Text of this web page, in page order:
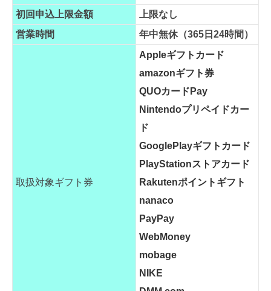
初回申込上限金額
上限なし
営業時間
年中無休（365日24時間）
取扱対象ギフト券
Appleギフトカード
amazonギフト券
QUOカードPay
Nintendoプリペイドカー
ド
GooglePlayギフトカード
PlayStationストアカード
Rakutenポイントギフト
nanaco
PayPay
WebMoney
mobage
NIKE